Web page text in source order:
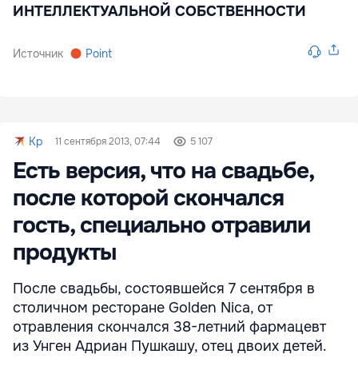
ИНТЕЛЛЕКТУАЛЬНОЙ СОБСТВЕННОСТИ
Источник Point
Kp 11 сентября 2013, 07:44 5 107
Есть версия, что на свадьбе,
после которой скончался
гость, специально отравили
продукты
После свадьбы, состоявшейся 7 сентября в
столичном ресторане Golden Nica, от
отравления скончался 38-летний фармацевт
из Унген Адриан Пушкашу, отец двоих детей.